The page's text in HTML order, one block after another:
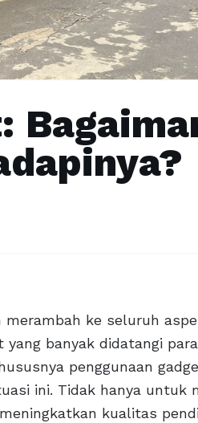
ke seluruh
banyak didatangi
penggunaan
ini. Tidak hanya untuk
kualitas